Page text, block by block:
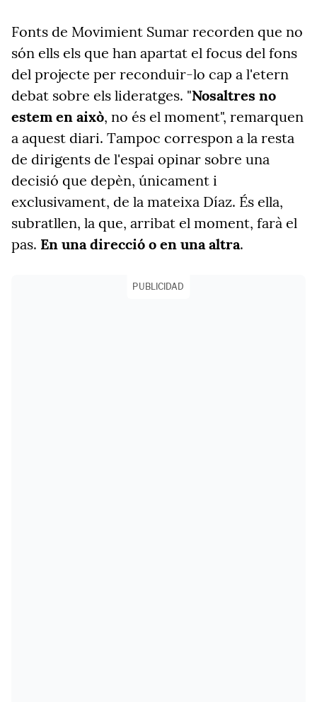
Fonts de Movimient Sumar recorden que no
són ells els que han apartat el focus del fons
del projecte per reconduir-lo cap a l'etern
debat sobre els lideratges. "Nosaltres no
estem en això, no és el moment", remarquen
a aquest diari. Tampoc correspon a la resta
de dirigents de l'espai opinar sobre una
decisió que depèn, únicament i
exclusivament, de la mateixa Díaz. És ella,
subratllen, la que, arribat el moment, farà el
pas. En una direcció o en una altra.
PUBLICIDAD